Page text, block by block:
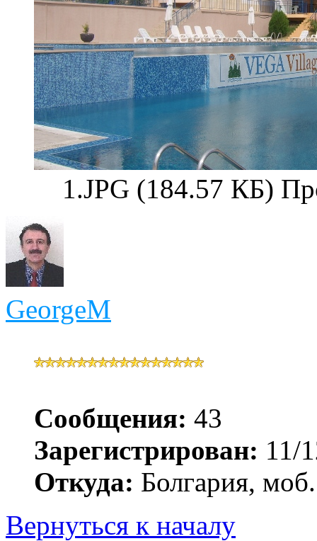
1.JPG (184.57 КБ)
GeorgeM
Сообщения: 43
Зарегистрирован: 11/
Откуда: Болгария,
Вернуться к началу